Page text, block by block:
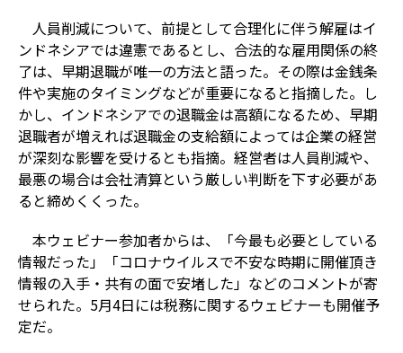
人員削減について、前提として合理化に伴う解雇はイ
ンドネシアでは違憲であるとし、合法的な雇用関係の終
了は、早期退職が唯一の方法と語った。その際は金銭条
件や実施のタイミングなどが重要になると指摘した。し
かし、インドネシアでの退職金は高額になるため、早期
退職者が増えれば退職金の支給額によっては企業の経営
が深刻な影響を受けるとも指摘。経営者は人員削減や、
最悪の場合は会社清算という厳しい判断を下す必要があ
ると締めくくった。
本ウェビナー参加者からは、「今最も必要としている
情報だった」「コロナウイルスで不安な時期に開催頂き
情報の入手・共有の面で安堵した」などのコメントが寄
せられた。5月4日には税務に関するウェビナーも開催予
定だ。